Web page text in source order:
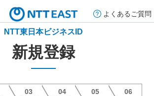
よくあるご質問
NTT東日本ビジネスID
新規登録
03 04 05 06